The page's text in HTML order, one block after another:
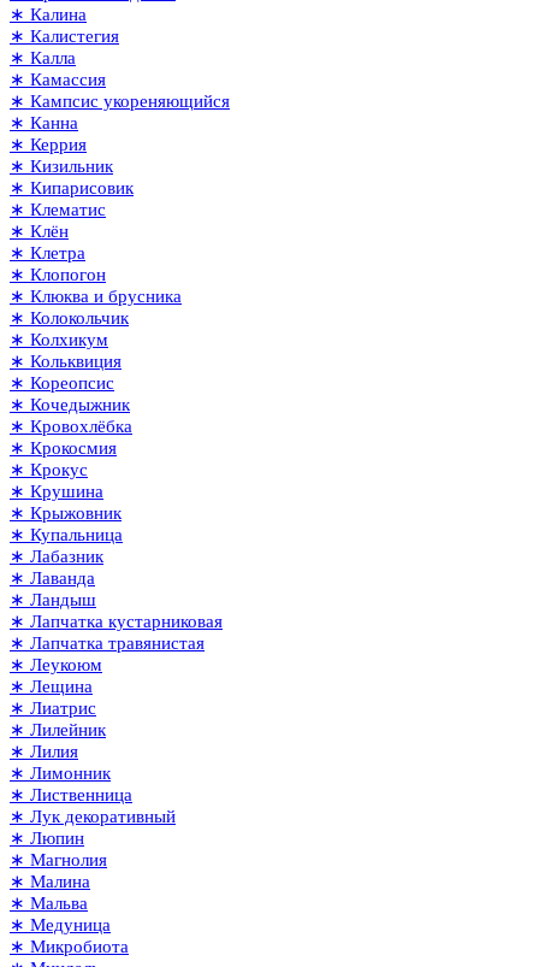
∗ Калина
∗ Калистегия
∗ Калла
∗ Камассия
∗ Кампсис укореняющийся
∗ Канна
∗ Керрия
∗ Кизильник
∗ Кипарисовик
∗ Клематис
∗ Клён
∗ Клетра
∗ Клопогон
∗ Клюква и брусника
∗ Колокольчик
∗ Колхикум
∗ Кольквиция
∗ Кореопсис
∗ Кочедыжник
∗ Кровохлёбка
∗ Крокосмия
∗ Крокус
∗ Крушина
∗ Крыжовник
∗ Купальница
∗ Лабазник
∗ Лаванда
∗ Ландыш
∗ Лапчатка кустарниковая
∗ Лапчатка травянистая
∗ Леукоюм
∗ Лещина
∗ Лиатрис
∗ Лилейник
∗ Лилия
∗ Лимонник
∗ Лиственница
∗ Лук декоративный
∗ Люпин
∗ Магнолия
∗ Малина
∗ Мальва
∗ Медуница
∗ Микробиота